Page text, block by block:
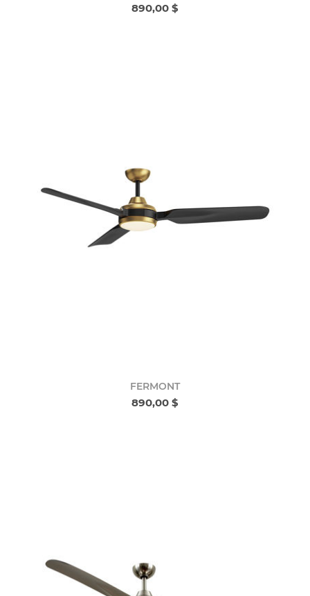
890,00 $
FERMONT
890,00 $